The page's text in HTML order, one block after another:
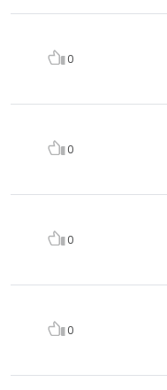
0
0
0
0